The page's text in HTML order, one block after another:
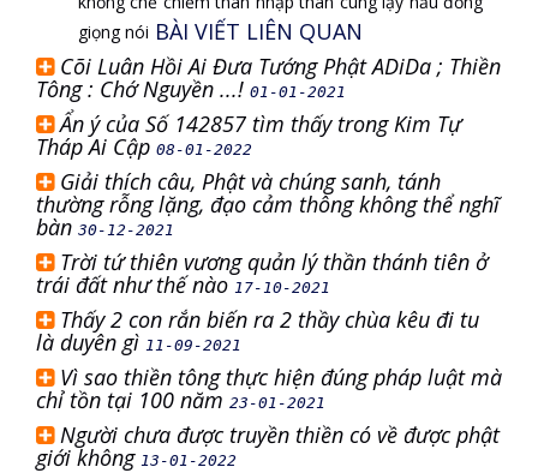
giọng nói BÀI VIẾT LIÊN QUAN
Cõi Luân Hồi Ai Đưa Tướng Phật ADiDa ; Thiền
Tông : Chớ Nguyền ...! 01-01-2021
Ẩn ý của Số 142857 tìm thấy trong Kim Tự
Tháp Ai Cập 08-01-2022
Giải thích câu, Phật và chúng sanh, tánh
thường rỗng lặng, đạo cảm thông không thể nghĩ
bàn 30-12-2021
Trời tứ thiên vương quản lý thần thánh tiên ở
trái đất như thế nào17-10-2021
Thấy 2 con rắn biến ra 2 thầy chùa kêu đi tu
là duyên gì 11-09-2021
Vì sao thiền tông thực hiện đúng pháp luật mà
chỉ tồn tại 100 năm 23-01-2021
Người chưa được truyền thiền có về được phật
giới không 13-01-2022